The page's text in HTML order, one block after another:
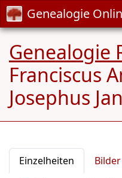
Genealogie
Genealogie
Franciscus
Josephus
Einzelheiten Bilder